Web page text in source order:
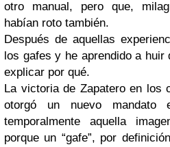
otro manual, pero que,
habían roto también.
Después de aquellas
los gafes y he aprendido a huir
explicar por qué.
La victoria de Zapatero en los
otorgó un nuevo mandato
temporalmente aquella
porque un “gafe”, por